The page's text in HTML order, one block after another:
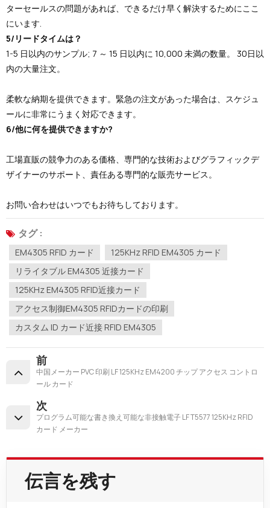
ターセールスの問題があれば、できるだけ早く解決するためにここ
にいます.
5/リードタイムは？
1-5 日以内のサンプル; 7 ～ 15 日以内に 10,000 未満の数量。 30日以
内の大量注文。
柔軟な納期を提供できます。緊急の注文があった場合は、スケジュ
ールに非常にうまく対応できます。
6/他に何を提供できますか?
工場直販の競争力のある価格、専門的な技術およびグラフィックデ
ザイナーのサポート、責任ある専門的な販売サービス。
お問い合わせはいつでもお待ちしております。
タグ :
EM4305 RFID カード
125KHz RFID EM4305 カード
リライタブル EM4305 近接カード
125KHz EM4305 RFID近接カード
アクセス制御EM4305 RFIDカードの印刷
カスタム ID カード近接 RFID EM4305
前
中国メーカー PVC 印刷 LF 125KHz EM4200 チップ アクセス コントロ
ール カード
次
プログラム可能な書き換え可能な非接触電子 LF T5577 125KHz RFID
カード メーカー
伝言を残す